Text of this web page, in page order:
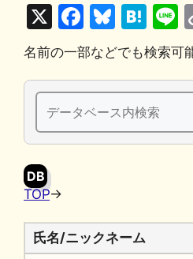
X
F
a
c
e
b
o
Bl
u
e
s
k
y
H
at
e
n
a
n
e
名前の一部などでも検索可
検
索:
DB
TOP→
氏名/ニックネーム